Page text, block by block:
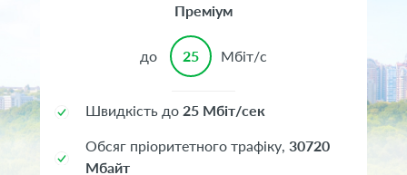
Преміум
до 25 Мбіт/с
Швидкість до 25 Мбіт/сек
Обсяг пріоритетного трафіку, 30720
Мбайт